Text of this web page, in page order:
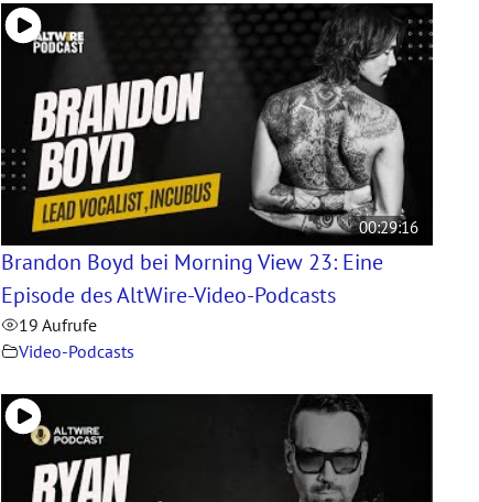
00:29:16
Brandon Boyd bei Morning View 23: Eine
Episode des AltWire-Video-Podcasts
19 Aufrufe
Video-Podcasts